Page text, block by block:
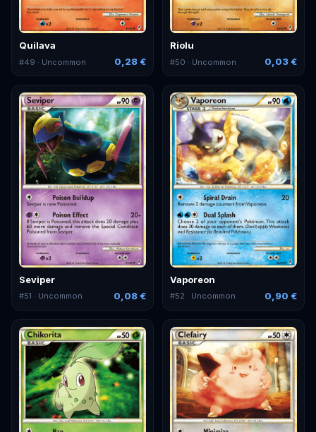
Quilava
#49 · Uncommon 0,28 €
Riolu
#50 · Uncommon 0,03 €
Seviper
#51 · Uncommon 0,08 €
Vaporeon
#52 · Uncommon 0,90 €